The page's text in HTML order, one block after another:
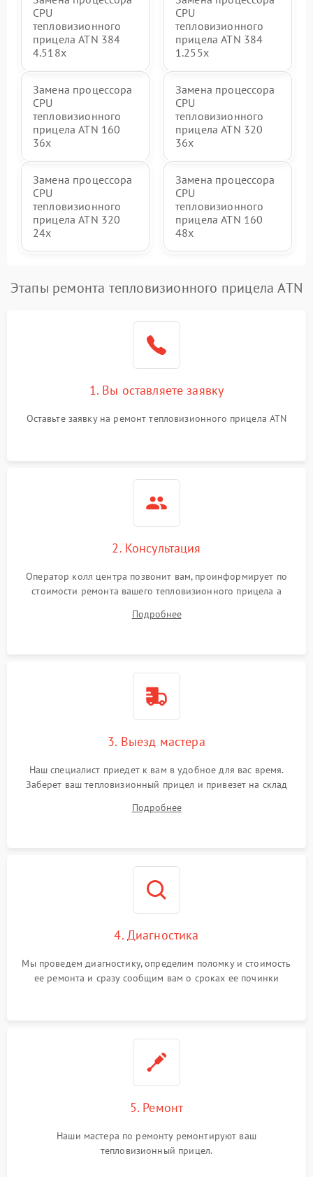
CPU
тепловизионного
прицела ATN 384
4.518x
CPU
тепловизионного
прицела ATN 384
1.255х
Замена процессора
CPU
тепловизионного
прицела ATN 160
36x
Замена процессора
CPU
тепловизионного
прицела ATN 320
36x
Замена процессора
CPU
тепловизионного
прицела ATN 320
24x
Замена процессора
CPU
тепловизионного
прицела ATN 160
48x
Этапы ремонта тепловизионного прицела ATN
1. Вы оставляете заявку
Оставьте заявку на ремонт тепловизионного прицела ATN
2. Консультация
Оператор колл центра позвонит вам, проинформирует по
стоимости ремонта вашего тепловизионного прицела а
Подробнее
3. Выезд мастера
Наш специалист приедет к вам в удобное для вас время.
Заберет ваш тепловизионный прицел и привезет на склад
Подробнее
4. Диагностика
Мы проведем диагностику, определим поломку и стоимость
ее ремонта и сразу сообщим вам о сроках ее починки
5. Ремонт
Наши мастера по ремонту ремонтируют ваш
тепловизионный прицел.